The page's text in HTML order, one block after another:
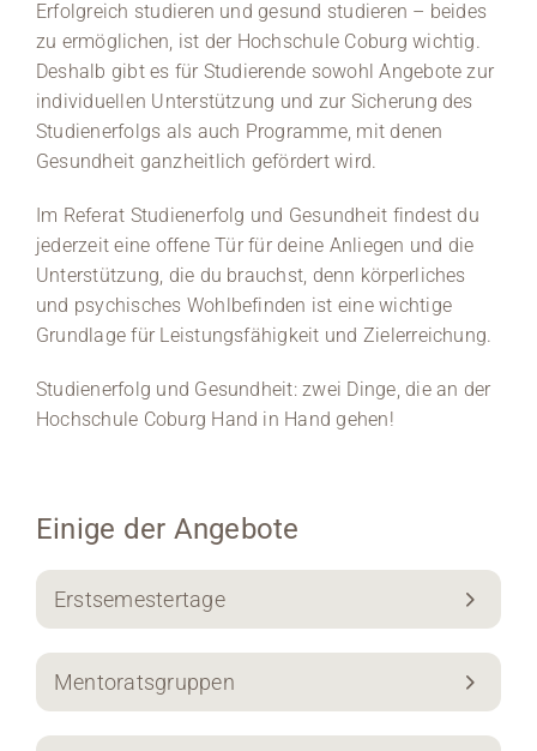
Stellenangebote
News
Veranstaltungen
Erfolgreich studieren und gesund studieren – beides
zu ermöglichen, ist der Hochschule Coburg wichtig.
Deshalb gibt es für Studierende sowohl Angebote zur
individuellen Unterstützung und zur Sicherung des
Studienerfolgs als auch Programme, mit denen
Gesundheit ganzheitlich gefördert wird.
Im Referat Studienerfolg und Gesundheit findest du
jederzeit eine offene Tür für deine Anliegen und die
Unterstützung, die du brauchst, denn körperliches
und psychisches Wohlbefinden ist eine wichtige
Grundlage für Leistungsfähigkeit und Zielerreichung.
Studienerfolg und Gesundheit: zwei Dinge, die an der
Hochschule Coburg Hand in Hand gehen!
Einige der Angebote
Erstsemestertage
Mentoratsgruppen